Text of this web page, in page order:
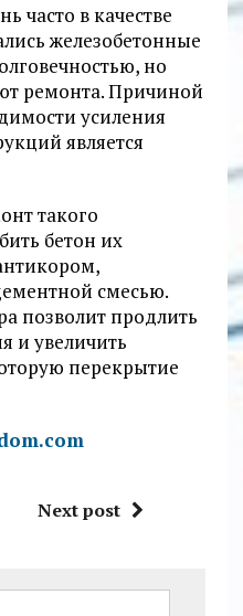
часто в качестве
железобетонные
но
ремонта. Причиной
усиления
является
такого
бетон их
смесью.
позволит продлить
и увеличить
перекрытие
Next post